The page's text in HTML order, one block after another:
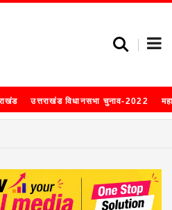
उत्तराखंड विधानसभा चुनाव-2022